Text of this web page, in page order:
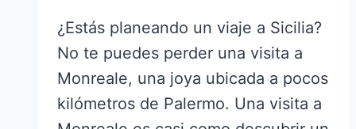
¿Estás planeando un viaje a Sicilia?
No te puedes perder una visita a
Monreale, una joya ubicada a pocos
kilómetros de Palermo. Una visita a